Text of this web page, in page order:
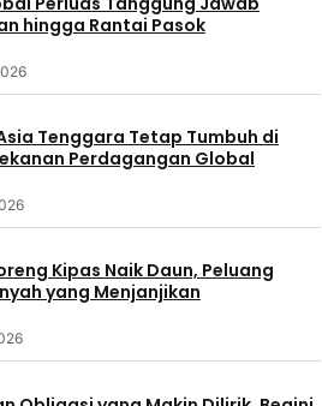
hingga Rantai Pasok
Tenggara Tetap Tumbuh di
Perdagangan Global
Kipas Naik Daun, Peluang
yang Menjanjikan